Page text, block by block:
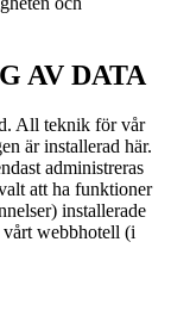
AV DATA
All teknik för vår
är installerad här.
administreras
att ha funktioner
installerade
vårt webbhotell (i